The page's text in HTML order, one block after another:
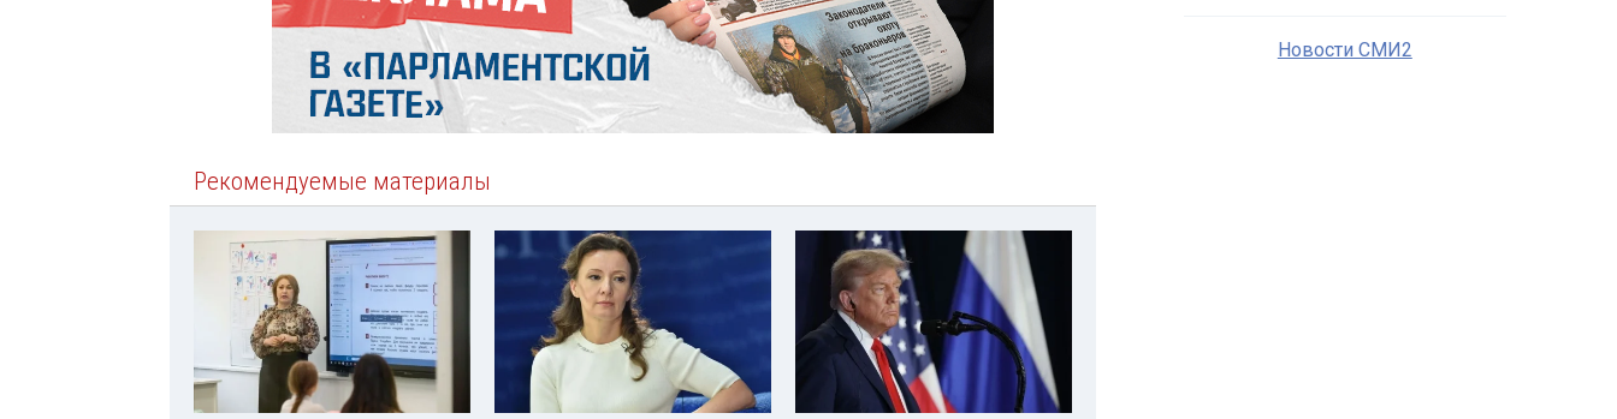
Рекомендуемые материалы
Новости СМИ2